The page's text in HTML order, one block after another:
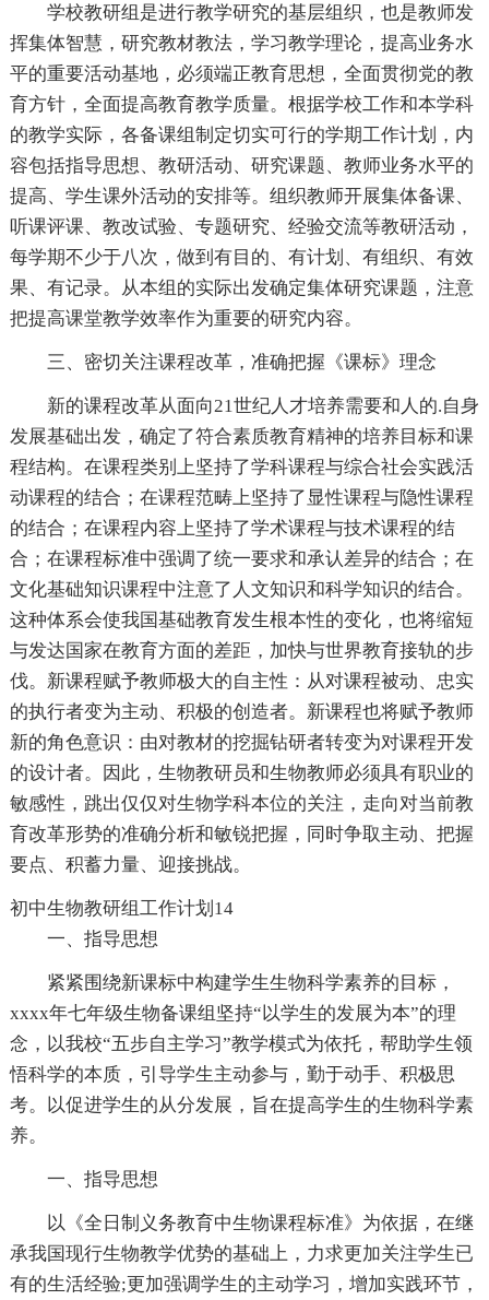
学校教研组是进行教学研究的基层组织，也是教师发
挥集体智慧，研究教材教法，学习教学理论，提高业务水
平的重要活动基地，必须端正教育思想，全面贯彻党的教
育方针，全面提高教育教学质量。根据学校工作和本学科
的教学实际，各备课组制定切实可行的学期工作计划，内
容包括指导思想、教研活动、研究课题、教师业务水平的
提高、学生课外活动的安排等。组织教师开展集体备课、
听课评课、教改试验、专题研究、经验交流等教研活动，
每学期不少于八次，做到有目的、有计划、有组织、有效
果、有记录。从本组的实际出发确定集体研究课题，注意
把提高课堂教学效率作为重要的研究内容。
三、密切关注课程改革，准确把握《课标》理念
新的课程改革从面向21世纪人才培养需要和人的.自身
发展基础出发，确定了符合素质教育精神的培养目标和课
程结构。在课程类别上坚持了学科课程与综合社会实践活
动课程的结合；在课程范畴上坚持了显性课程与隐性课程
的结合；在课程内容上坚持了学术课程与技术课程的结
合；在课程标准中强调了统一要求和承认差异的结合；在
文化基础知识课程中注意了人文知识和科学知识的结合。
这种体系会使我国基础教育发生根本性的变化，也将缩短
与发达国家在教育方面的差距，加快与世界教育接轨的步
伐。新课程赋予教师极大的自主性：从对课程被动、忠实
的执行者变为主动、积极的创造者。新课程也将赋予教师
新的角色意识：由对教材的挖掘钻研者转变为对课程开发
的设计者。因此，生物教研员和生物教师必须具有职业的
敏感性，跳出仅仅对生物学科本位的关注，走向对当前教
育改革形势的准确分析和敏锐把握，同时争取主动、把握
要点、积蓄力量、迎接挑战。
初中生物教研组工作计划14
一、指导思想
紧紧围绕新课标中构建学生生物科学素养的目标，
xxxx年七年级生物备课组坚持“以学生的发展为本”的理
念，以我校“五步自主学习”教学模式为依托，帮助学生领
悟科学的本质，引导学生主动参与，勤于动手、积极思
考。以促进学生的从分发展，旨在提高学生的生物科学素
养。
一、指导思想
以《全日制义务教育中生物课程标准》为依据，在继
承我国现行生物教学优势的基础上，力求更加关注学生已
有的生活经验;更加强调学生的主动学习，增加实践环节，